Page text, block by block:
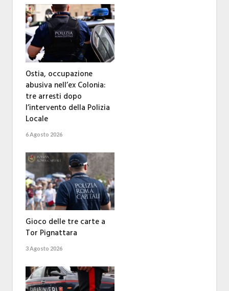
Ostia, occupazione
abusiva nell’ex Colonia:
tre arresti dopo
l’intervento della Polizia
Locale
6 Agosto 2026
Gioco delle tre carte a
Tor Pignattara
3 Agosto 2026